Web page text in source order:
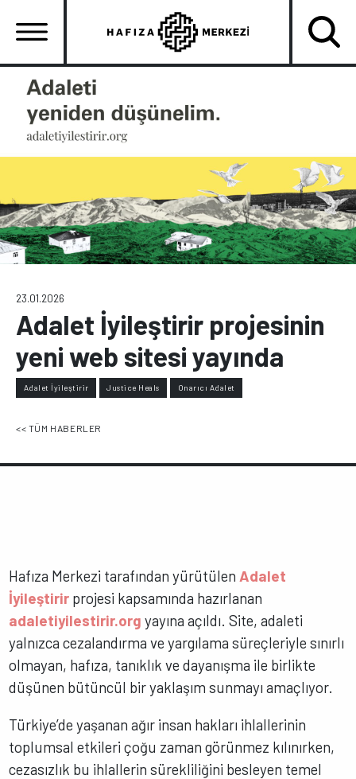
atla
Ana
gezinti
menüsü
23.01.2026
Adalet İyileştirir projesinin
yeni web sitesi yayında
Adalet İyileştirir Justice Heals Onarıcı Adalet
<< TÜM HABERLER
Hafıza Merkezi tarafından yürütülen Adalet
İyileştirir projesi kapsamında hazırlanan
adaletiyilestirir.org yayına açıldı. Site, adaleti
yalnızca cezalandırma ve yargılama süreçleriyle sınırlı
olmayan, hafıza, tanıklık ve dayanışma ile birlikte
düşünen bütüncül bir yaklaşım sunmayı amaçlıyor.
Türkiye’de yaşanan ağır insan hakları ihlallerinin
toplumsal etkileri çoğu zaman görünmez kılınırken,
cezasızlık bu ihlallerin sürekliliğini besleyen temel